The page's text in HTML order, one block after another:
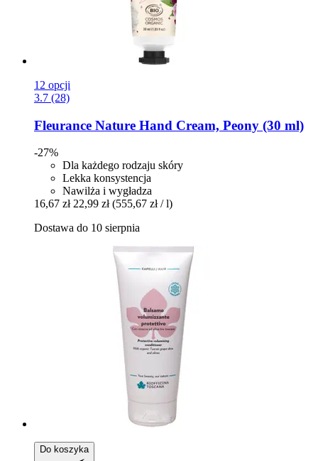
12 opcji
3.7 (28)
Fleurance Nature Hand Cream, Peony (30 ml)
-27%
Dla każdego rodzaju skóry
Lekka konsystencja
Nawilża i wygładza
16,67 zł 22,99 zł (555,67 zł / l)
Dostawa do 10 sierpnia
Do koszyka